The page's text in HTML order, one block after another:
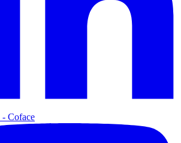
- Coface